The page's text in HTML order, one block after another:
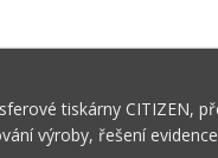
tiskárny CITIZEN,
výroby, řešení